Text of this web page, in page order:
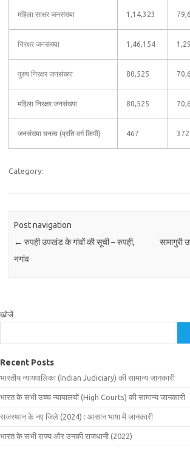
महिला साक्षर जनसंख्या 1,14,323
निरक्षर जनसंख्या 1,46,154
पुरुष निरक्षर जनसंख्या 80,525
महिला निरक्षर जनसंख्या 80,525
जनसंख्या घनत्व (प्रति वर्ग किमी) 467 372
Category:
Post navigation
← रुपही उपखंड के गांवों की सूची – रुपही,
नगांव
सामागुरी
खोजें
Recent Posts
भारतीय न्यायपालिका (Indian Judiciary) की सामान्य जानकारी
भारत के सभी उच्च न्यायालयों (High Courts) की सामान्य जानकारी
राजस्थान के नए जिले (2024) : आसान भाषा में जानकारी
भारत के सभी राज्य और उनकी राजधानी (2022)